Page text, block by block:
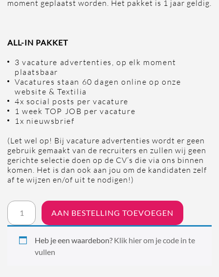
moment geplaatst worden. Het pakket is 1 jaar geldig.
ALL-IN PAKKET
3 vacature advertenties, op elk moment
plaatsbaar
Vacatures staan 60 dagen online op onze
website & Textilia
4x social posts per vacature
1 week TOP JOB per vacature
1x nieuwsbrief
(Let wel op! Bij vacature advertenties wordt er geen
gebruik gemaakt van de recruiters en zullen wij geen
gerichte selectie doen op de CV’s die via ons binnen
komen. Het is dan ook aan jou om de kandidaten zelf
af te wijzen en/of uit te nodigen!)
All-
in
advertentie
pakket
AAN BESTELLING TOEVOEGEN
Heb je een waardebon? Klik hier om je code in te
vullen